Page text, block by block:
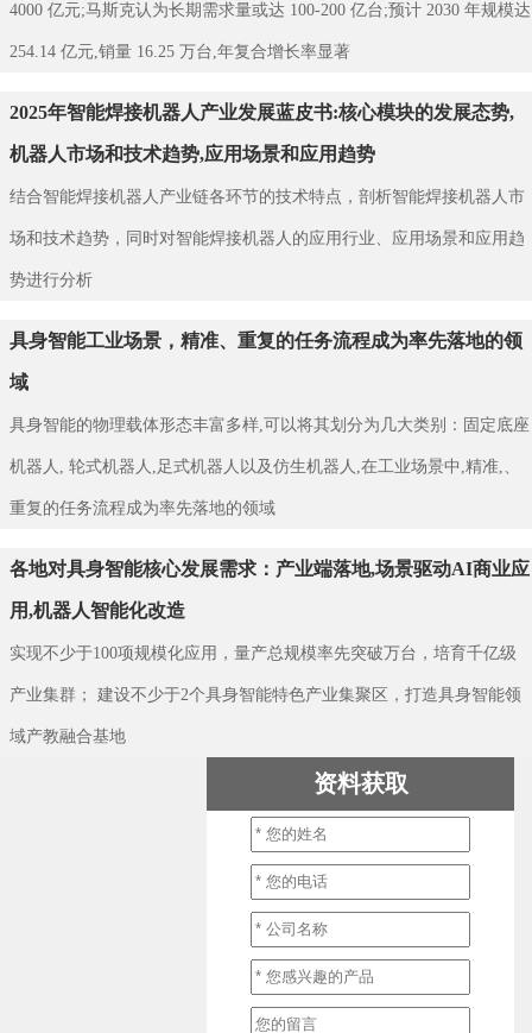
4000 亿元;马斯克认为长期需求量或达 100-200 亿台;预计 2030 年规模达
254.14 亿元,销量 16.25 万台,年复合增长率显著
2025年智能焊接机器人产业发展蓝皮书:核心模块的发展态势,
机器人市场和技术趋势,应用场景和应用趋势
结合智能焊接机器人产业链各环节的技术特点，剖析智能焊接机器人市
场和技术趋势，同时对智能焊接机器人的应用行业、应用场景和应用趋
势进行分析
具身智能工业场景，精准、重复的任务流程成为率先落地的领
域
具身智能的物理载体形态丰富多样,可以将其划分为几大类别：固定底座
机器人, 轮式机器人,足式机器人以及仿生机器人,在工业场景中,精准,、
重复的任务流程成为率先落地的领域
各地对具身智能核心发展需求：产业端落地,场景驱动AI商业应
用,机器人智能化改造
实现不少于100项规模化应用，量产总规模率先突破万台，培育千亿级
产业集群； 建设不少于2个具身智能特色产业集聚区，打造具身智能领
域产教融合基地
资料获取